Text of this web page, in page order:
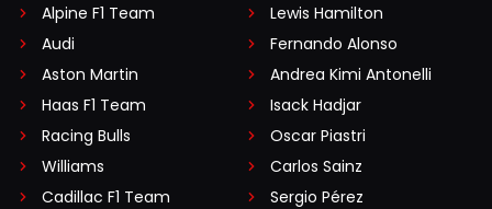
Alpine F1 Team
Audi
Aston Martin
Haas F1 Team
Racing Bulls
Williams
Cadillac F1 Team
Lewis Hamilton
Fernando Alonso
Andrea Kimi Antonelli
Isack Hadjar
Oscar Piastri
Carlos Sainz
Sergio Pérez